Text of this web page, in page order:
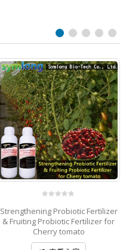
out
of
5
Strengthening Probiotic Fertilizer
& Fruiting Probiotic Fertilizer for
Cherry tomato